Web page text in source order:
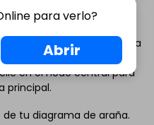
de la galería,
tus necesidades. Empieza
en el centro del
en el nodo central para
principal.
tu diagrama de araña.
para verlo?
Abrir